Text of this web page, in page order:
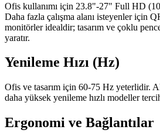
Ofis kullanımı için 23.8"-27" Full HD
Daha fazla çalışma alanı isteyenler için
monitörler idealdir; tasarım ve çoklu
yaratır.
Yenileme Hızı (Hz)
Ofis ve tasarım için 60-75 Hz yeterlidir.
daha yüksek yenileme hızlı modeller
Ergonomi ve Bağlantılar